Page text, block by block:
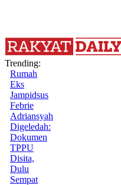
Trending:
Rumah
Eks
Jampidsus
Febrie
Adriansyah
Digeledah:
Dokumen
TPPU
Disita,
Dulu
Sempat